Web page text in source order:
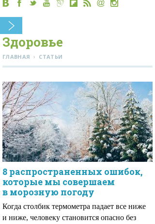
Здоровье
ГЛАВНАЯ › СТАТЬИ
8 распространенных ошибок,
которые мы совершаем
в морозную погоду
Когда столбик термометра падает все ниже
и ниже, человеку становится опасно без